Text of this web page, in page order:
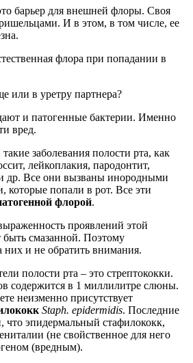
барьер для внешней флоры. Своя
И в этом, в том числе, ее
флора при попадании в
или в уретру партнера?
и патогенные бактерии. Именно
вред.
заболевания полости рта, как
лейкоплакия, пародонтит,
др. Все они вызваны инородными
которые попали в рот. Все эти
флорой.
проявлений этой
смазанной. Поэтому
них и не обратить внимания.
полости рта – это стрептококки.
содержится в 1 миллилитре слюны.
неизменно присутствует
Staph. epidermidis. Последние
что эпидермальный стафилококк,
(не свойственное для него
(вредным).